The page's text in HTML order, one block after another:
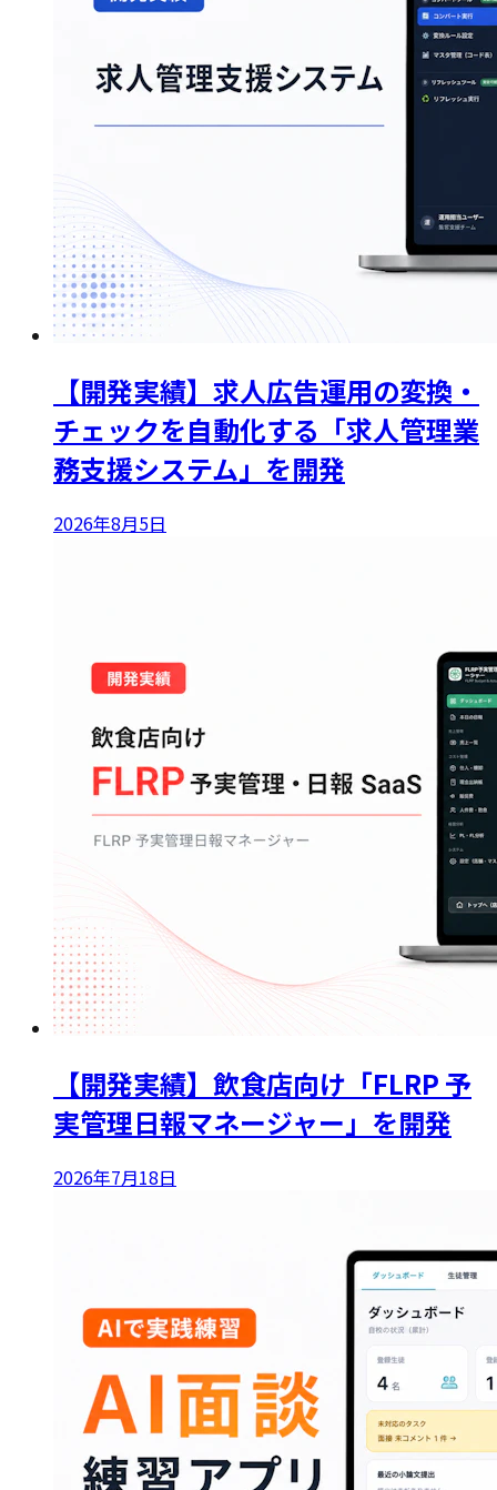
【開発実績】求人広告運用の変換・
チェックを自動化する「求人管理業
務支援システム」を開発
2026年8月5日
【開発実績】飲食店向け「FLRP 予
実管理日報マネージャー」を開発
2026年7月18日